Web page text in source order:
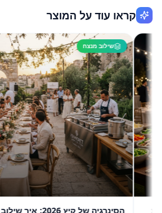
מטבח אחר.
קראו עוד על המוצר
שילוב מנצח
הסינרגיה של קיץ 2026: איך שילוב עגלת